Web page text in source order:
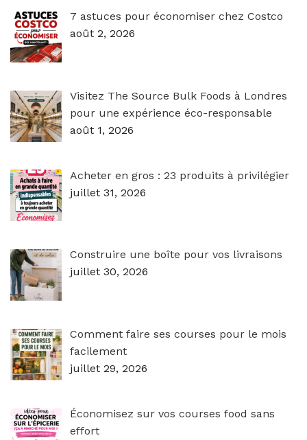
7 astuces pour économiser chez Costco
août 2, 2026
Visitez The Source Bulk Foods à Londres
pour une expérience éco-responsable
août 1, 2026
Acheter en gros : 23 produits à privilégier
juillet 31, 2026
Construire une boîte pour vos livraisons
juillet 30, 2026
Comment faire ses courses pour le mois
facilement
juillet 29, 2026
Économisez sur vos courses food sans
effort